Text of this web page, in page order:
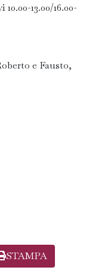
13.00/16.00-
e Fausto,
STAMPA